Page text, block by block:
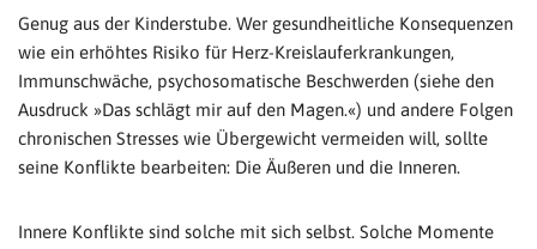
Genug aus der Kinderstube. Wer gesundheitliche Konsequenzen
wie ein erhöhtes Risiko für Herz-Kreislauferkrankungen,
Immunschwäche, psychosomatische Beschwerden (siehe den
Ausdruck »Das schlägt mir auf den Magen.«) und andere Folgen
chronischen Stresses wie Übergewicht vermeiden will, sollte
seine Konflikte bearbeiten: Die Äußeren und die Inneren.
Innere Konflikte sind solche mit sich selbst. Solche Momente